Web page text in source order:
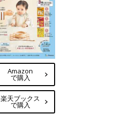
Amazon
で購入
楽天ブックス
で購入